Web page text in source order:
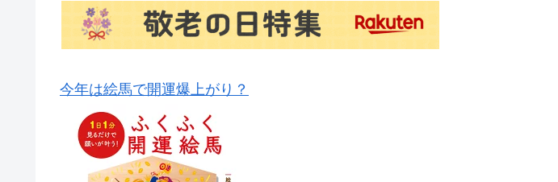
今年は絵馬で開運爆上がり？